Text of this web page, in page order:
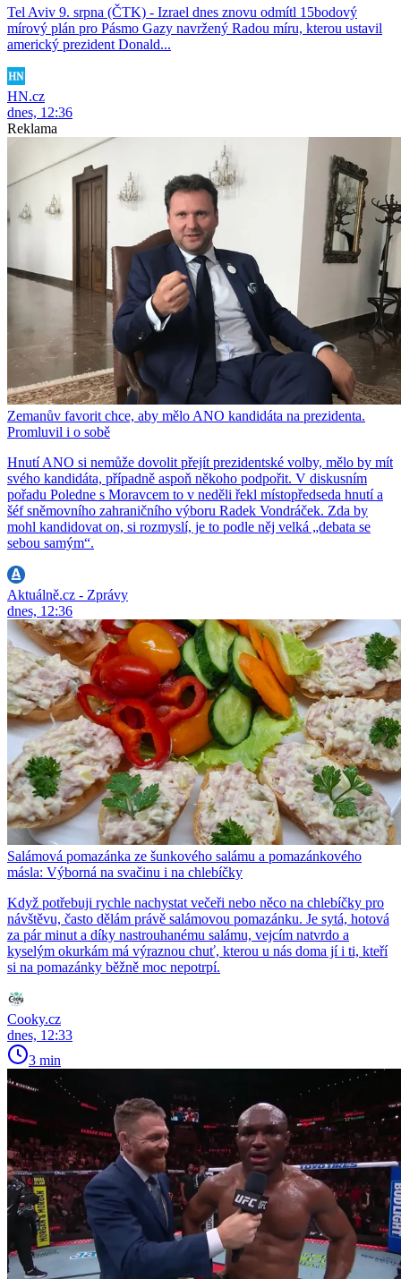
Tel Aviv 9. srpna (ČTK) - Izrael dnes znovu odmítl 15bodový
mírový plán pro Pásmo Gazy navržený Radou míru, kterou ustavil
americký prezident Donald...
HN.cz
dnes, 12:36
Reklama
Zemanův favorit chce, aby mělo ANO kandidáta na prezidenta.
Promluvil i o sobě
Hnutí ANO si nemůže dovolit přejít prezidentské volby, mělo by mít
svého kandidáta, případně aspoň někoho podpořit. V diskusním
pořadu Poledne s Moravcem to v neděli řekl místopředseda hnutí a
šéf sněmovního zahraničního výboru Radek Vondráček. Zda by
mohl kandidovat on, si rozmyslí, je to podle něj velká „debata se
sebou samým“.
Aktuálně.cz - Zprávy
dnes, 12:36
Salámová pomazánka ze šunkového salámu a pomazánkového
másla: Výborná na svačinu i na chlebíčky
Když potřebuji rychle nachystat večeři nebo něco na chlebíčky pro
návštěvu, často dělám právě salámovou pomazánku. Je sytá, hotová
za pár minut a díky nastrouhanému salámu, vejcím natvrdo a
kyselým okurkám má výraznou chuť, kterou u nás doma jí i ti, kteří
si na pomazánky běžně moc nepotrpí.
Cooky.cz
dnes, 12:33
3 min